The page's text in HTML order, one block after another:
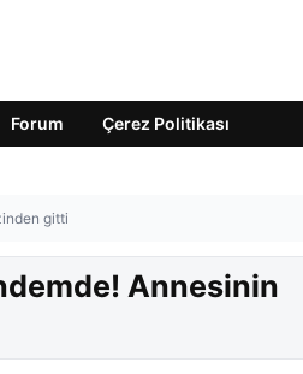
Forum Çerez Politikası
gitti
Annesinin